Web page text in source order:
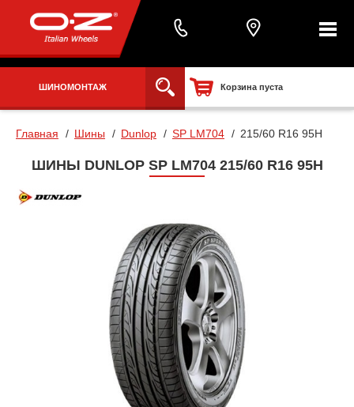
ШИНОМОНТАЖ Корзина пуста
Главная Шины Dunlop SP LM704 215/60 R16 95H
ШИНЫ DUNLOP SP LM704 215/60 R16 95H